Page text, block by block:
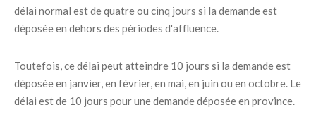
délai normal est de quatre ou cinq jours si la demande est
déposée en dehors des périodes d'affluence.
Toutefois, ce délai peut atteindre 10 jours si la demande est
déposée en janvier, en février, en mai, en juin ou en octobre. Le
délai est de 10 jours pour une demande déposée en province.